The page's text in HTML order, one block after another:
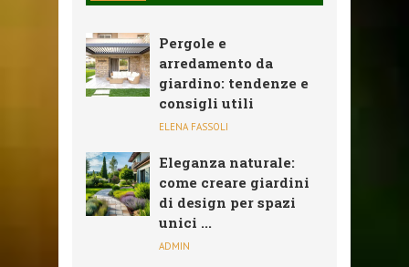
Pergole e
arredamento da
giardino: tendenze e
consigli utili
ELENA FASSOLI
Eleganza naturale:
come creare giardini
di design per spazi
unici ...
ADMIN